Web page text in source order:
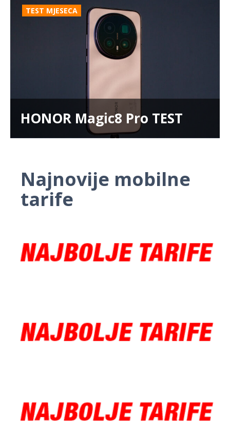
TEST MJESECA
HONOR Magic8 Pro TEST
Najnovije mobilne
tarife